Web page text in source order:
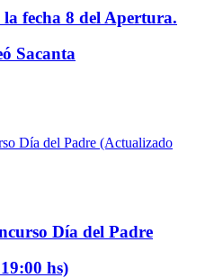
fecha 8 del Apertura.
Sacanta
Día del Padre
hs)